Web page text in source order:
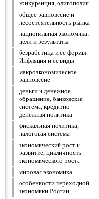
конкуренция, олигополия
общее равновесие и
несостоятельность рынка
национальная экономика:
цели и результаты
безработица и ее формы.
Инфляция и ее виды
макроэкономическое
равновесие
деньги и денежное
обращение, банковская
система, кредитно-
денежная политика
фискальная политика,
налоговая система
экономический рост и
развитие, цикличность
экономического роста
мировая экономика
особенности переходной
экономики России